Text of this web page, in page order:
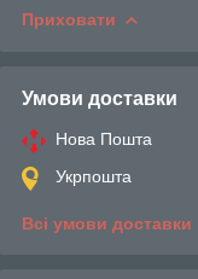
Приховати
Умови доставки
Нова Пошта
Укрпошта
Всі умови доставки